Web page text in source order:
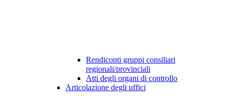
Rendiconti gruppi consiliari
regionali/provinciali
Atti degli organi di controllo
Articolazione degli uffici